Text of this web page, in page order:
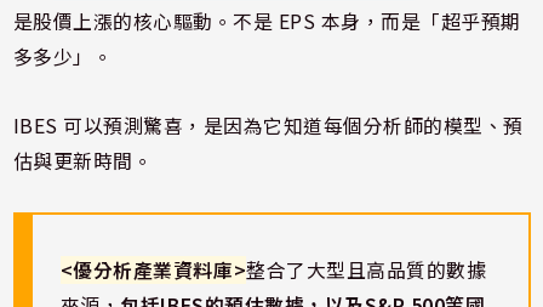
是股價上漲的核心驅動。不是 EPS 本身，而是「超乎預期
多多少」。
IBES 可以預測驚喜，是因為它知道每個分析師的模型、預
估與更新時間。
<優分析產業資料庫>整合了大型且高品質的數據